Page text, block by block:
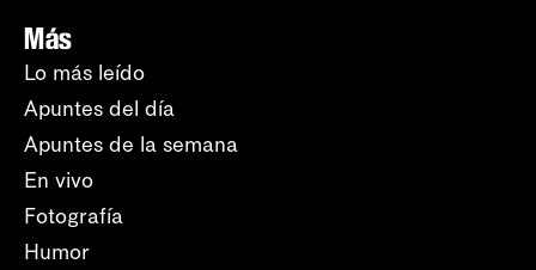
Más
Lo más leído
Apuntes del día
Apuntes de la semana
En vivo
Fotografía
Humor